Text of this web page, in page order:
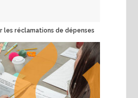
les réclamations de dépenses